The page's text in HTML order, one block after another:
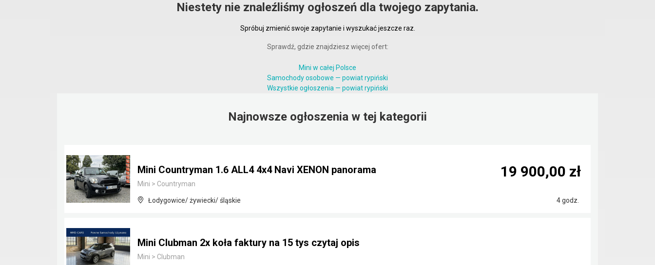
Niestety nie znaleźliśmy ogłoszeń dla twojego zapytania.
Spróbuj zmienić swoje zapytanie i wyszukać jeszcze raz.
Sprawdź, gdzie znajdziesz więcej ofert:
Mini w całej Polsce
Samochody osobowe — powiat rypiński
Wszystkie ogłoszenia — powiat rypiński
Najnowsze ogłoszenia w tej kategorii
Mini Countryman 1.6 ALL4 4x4 Navi XENON panorama
Mini > Countryman
Łodygowice/ żywiecki/ śląskie 4 godz.
19 900,00 zł
Mini Clubman 2x koła faktury na 15 tys czytaj opis
Mini > Clubman